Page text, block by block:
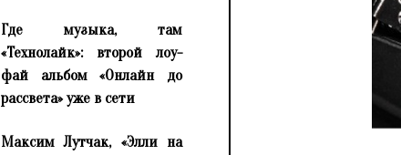
Где музыка, там
«Технолайк»: второй лоу-
фай альбом «Онлайн до
рассвета» уже в сети
Максим Лутчак, «Элли на